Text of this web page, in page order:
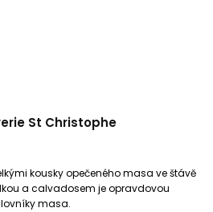
St Christophe
kousky opečeného masa ve štávě
a calvadosem je opravdovou
masa.